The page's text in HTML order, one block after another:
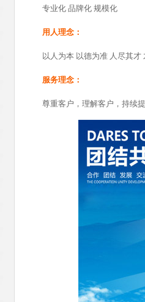
专业化 品牌化 规模化
用人理念：
以人为本 以德为准 人尽其才
服务理念：
尊重客户，理解客户，持续